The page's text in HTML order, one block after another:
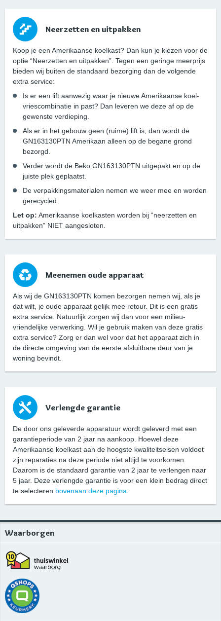
Neerzetten en uitpakken
Koop je een Amerikaanse koelkast? Dan kun je kiezen voor de
optie “Neerzetten en uitpakken”. Tegen een geringe meerprijs
bieden wij buiten de standaard bezorging dan de volgende
extra service:
Is er een lift aanwezig waar je nieuwe Amerikaanse koel-
vriescombinatie in past? Dan leveren we deze af op de
gewenste verdieping.
Als er in het gebouw geen (ruime) lift is, dan wordt de
GN163130PTN Amerikaan alleen op de begane grond
bezorgd.
Verder wordt de Beko GN163130PTN uitgepakt en op de
juiste plek geplaatst.
De verpakkingsmaterialen nemen we weer mee en worden
gerecycled.
Let op: Amerikaanse koelkasten worden bij “neerzetten en
uitpakken” NIET aangesloten.
Meenemen oude apparaat
Als wij de GN163130PTN komen bezorgen nemen wij, als je
dat wilt, je oude apparaat gelijk mee retour. Dit is een gratis
extra service. Natuurlijk zorgen wij dan voor een milieu-
vriendelijke verwerking. Wil je gebruik maken van deze gratis
extra service? Zorg er dan wel voor dat het apparaat zich in
de directe omgeving van de eerste afsluitbare deur van je
woning bevindt.
Verlengde garantie
De door ons geleverde apparatuur wordt geleverd met een
garantieperiode van 2 jaar na aankoop. Hoewel deze
Amerikaanse koelkast aan de hoogste kwaliteitseisen voldoet
zijn reparaties na deze periode niet altijd te voorkomen.
Daarom is de standaard garantie van 2 jaar te verlengen naar
5 jaar. Deze verlengde garantie is voor een klein bedrag direct
te selecteren bovenaan deze pagina
Waarborgen